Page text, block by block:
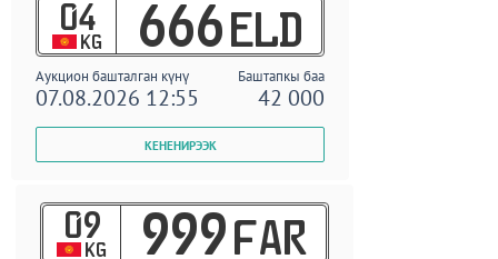
04
KG 666 ELD
Аукцион башталган күнү Баштапкы баа
07.08.2026 12:55 42 000
09
KG 999 FAR